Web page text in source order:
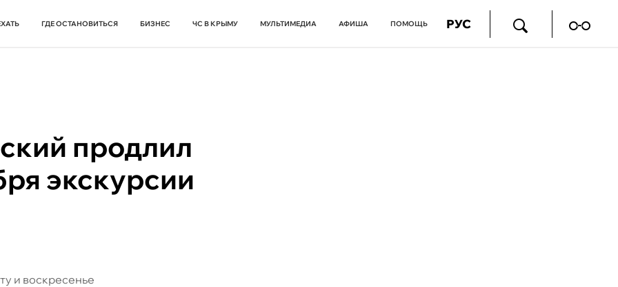
ГДЕ ОСТАНОВИТЬСЯ БИЗНЕС ЧС В КРЫМУ МУЛЬТИМЕДИА АФИША ПОМОЩЬ РУС
продлил
экскурсии
и воскресенье